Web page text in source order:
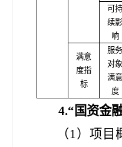
可持
续影
响
满意
度指
标
服务
对象
满意
度
4.“国资金
（ 1）项目